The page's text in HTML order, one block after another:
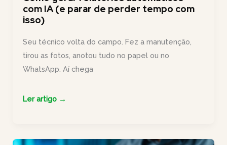
com IA (e parar de perder tempo com
isso)
Seu técnico volta do campo. Fez a manutenção,
tirou as fotos, anotou tudo no papel ou no
WhatsApp. Aí chega
Como
automáticos
Ler artigo →